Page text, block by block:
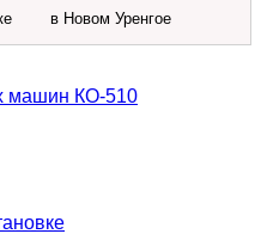
в Новом Уренгое
машин КО-510